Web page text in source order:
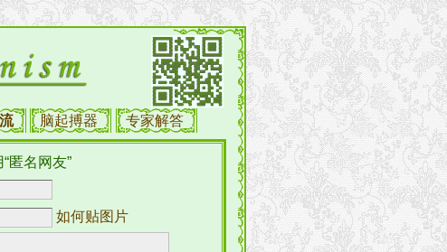
脑起搏器 专家解答
匿名网友”
如何贴图片